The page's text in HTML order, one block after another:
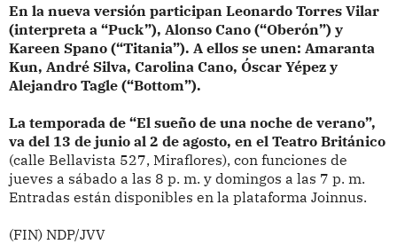
En la nueva versión participan Leonardo Torres Vilar
(interpreta a “Puck”), Alonso Cano (“Oberón”) y
Kareen Spano (“Titania”). A ellos se unen: Amaranta
Kun, André Silva, Carolina Cano, Óscar Yépez y
Alejandro Tagle (“Bottom”).
La temporada de “El sueño de una noche de verano”,
va del 13 de junio al 2 de agosto, en el Teatro Británico
(calle Bellavista 527, Miraflores), con funciones de
jueves a sábado a las 8 p. m. y domingos a las 7 p. m.
Entradas están disponibles en la plataforma Joinnus.
(FIN) NDP/JVV